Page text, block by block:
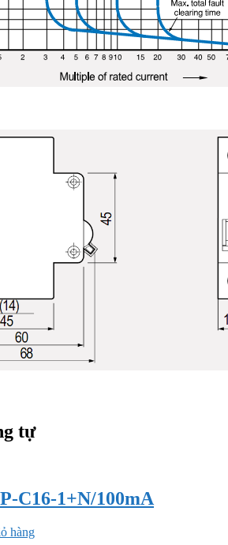
tự
C16-1+N/100mA
hàng